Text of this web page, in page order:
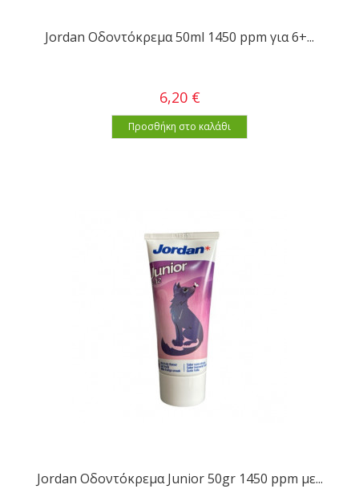
Jordan Οδοντόκρεμα 50ml 1450 ppm για 6+...
6,20 €
Προσθήκη στο καλάθι
Jordan Οδοντόκρεμα Junior 50gr 1450 ppm με...